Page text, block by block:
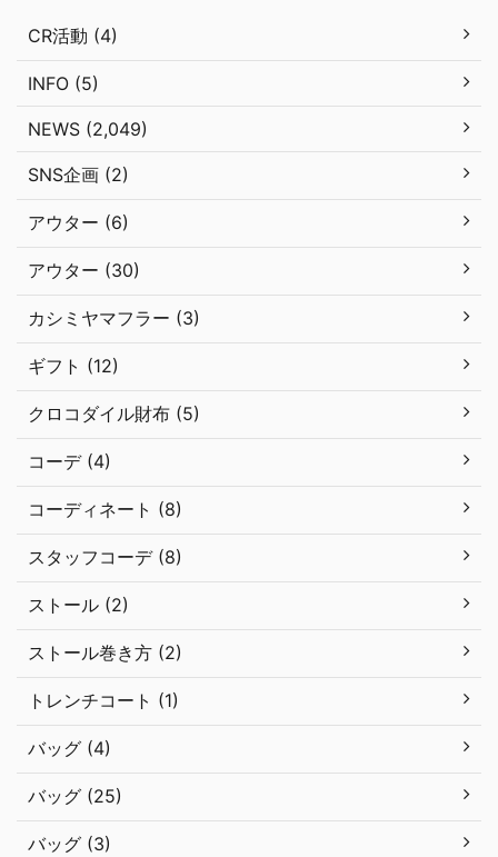
CR活動 (4)
INFO (5)
NEWS (2,049)
SNS企画 (2)
アウター (6)
アウター (30)
カシミヤマフラー (3)
ギフト (12)
クロコダイル財布 (5)
コーデ (4)
コーディネート (8)
スタッフコーデ (8)
ストール (2)
ストール巻き方 (2)
トレンチコート (1)
バッグ (4)
バッグ (25)
バッグ (3)